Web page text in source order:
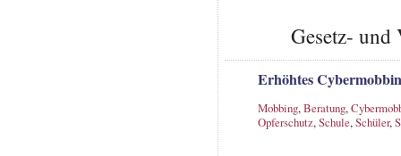
Gesetz-
Erhöhtes
Mobbing,Beratung,
Opferschutz,Schule,Schüler,